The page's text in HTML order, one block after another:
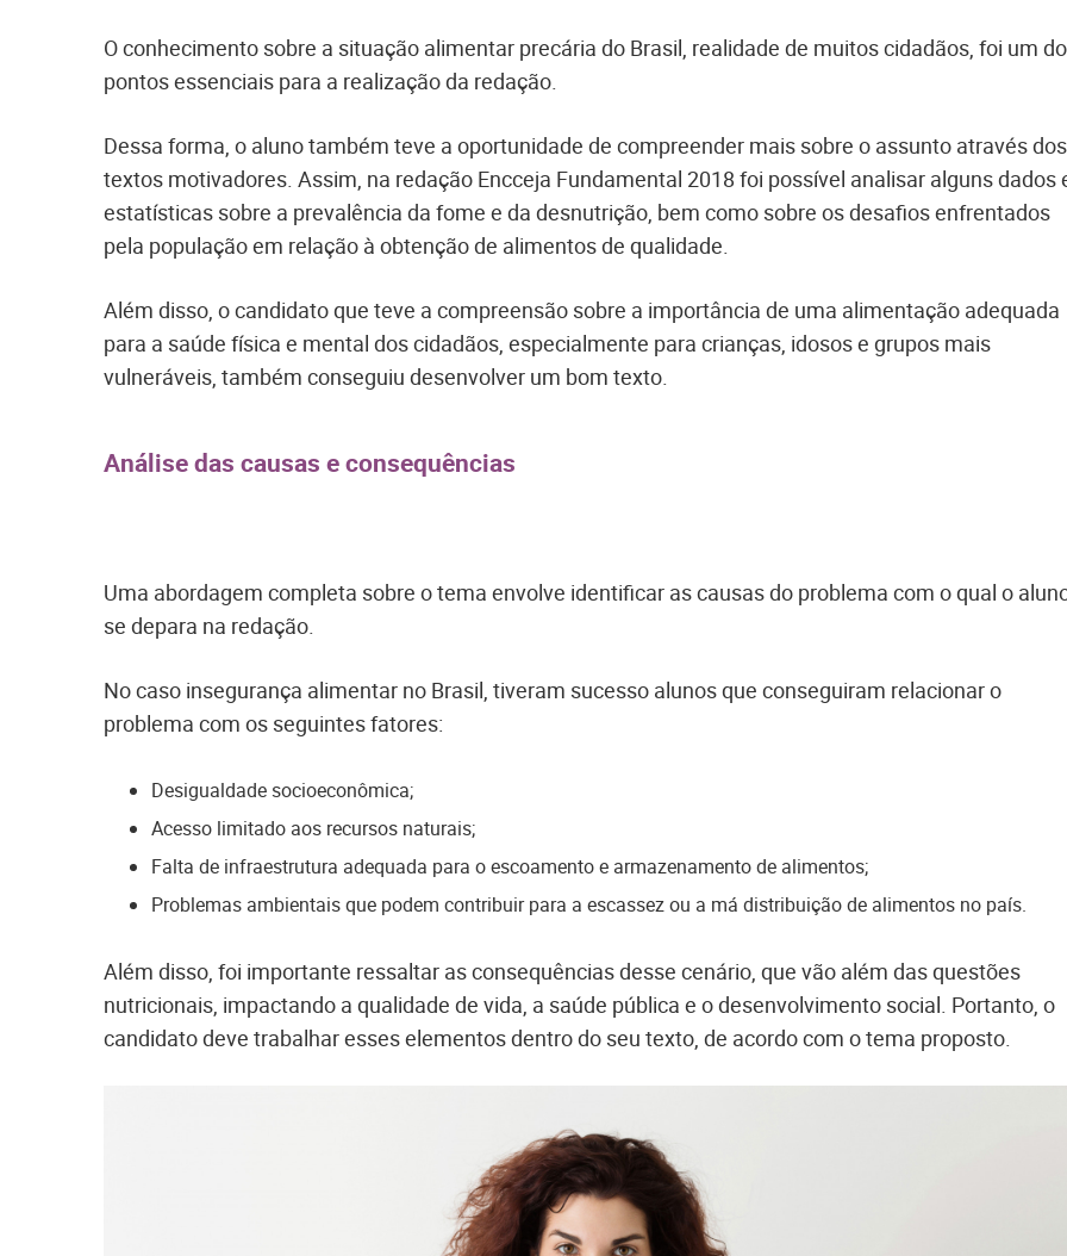
O conhecimento sobre a situação alimentar precária do Brasil, realidade de muitos cidadãos, foi um
pontos essenciais para a realização da redação.
Dessa forma, o aluno também teve a oportunidade de compreender mais sobre o assunto através dos
textos motivadores. Assim, na redação Encceja Fundamental 2018 foi possível analisar alguns dados
estatísticas sobre a prevalência da fome e da desnutrição, bem como sobre os desafios enfrentados
pela população em relação à obtenção de alimentos de qualidade.
Além disso, o candidato que teve a compreensão sobre a importância de uma alimentação adequada
para a saúde física e mental dos cidadãos, especialmente para crianças, idosos e grupos mais
vulneráveis, também conseguiu desenvolver um bom texto.
Análise das causas e consequências
Uma abordagem completa sobre o tema envolve identificar as causas do problema com o qual o
se depara na redação.
No caso insegurança alimentar no Brasil, tiveram sucesso alunos que conseguiram relacionar o
problema com os seguintes fatores:
Desigualdade socioeconômica;
Acesso limitado aos recursos naturais;
Falta de infraestrutura adequada para o escoamento e armazenamento de alimentos;
Problemas ambientais que podem contribuir para a escassez ou a má distribuição de alimentos no país.
Além disso, foi importante ressaltar as consequências desse cenário, que vão além das questões
nutricionais, impactando a qualidade de vida, a saúde pública e o desenvolvimento social. Portanto, o
candidato deve trabalhar esses elementos dentro do seu texto, de acordo com o tema proposto.